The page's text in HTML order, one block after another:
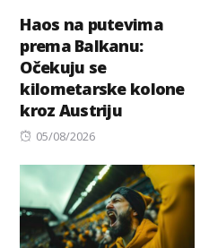
Haos na putevima
prema Balkanu:
Očekuju se
kilometarske kolone
kroz Austriju
Posted
05/08/2026